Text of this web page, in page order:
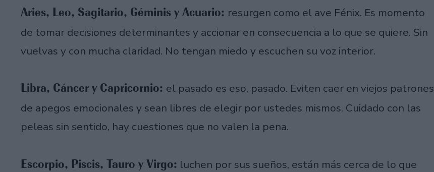
Aries, Leo, Sagitario, Géminis y Acuario: resurgen como el ave Fénix. Es momento
de tomar decisiones determinantes y accionar en consecuencia a lo que se quiere. Sin
vuelvas y con mucha claridad. No tengan miedo y escuchen su voz interior.
Libra, Cáncer y Capricornio: el pasado es eso, pasado. Eviten caer en viejos patrones
de apegos emocionales y sean libres de elegir por ustedes mismos. Cuidado con las
peleas sin sentido, hay cuestiones que no valen la pena.
Escorpio, Piscis, Tauro y Virgo: luchen por sus sueños, están más cerca de lo que